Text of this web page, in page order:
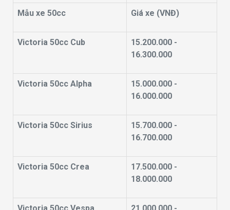
Mẫu xe 50cc Giá xe (VNĐ)
Victoria 50cc Cub
15.200.000 -
16.300.000
Victoria 50cc Alpha
15.000.000 -
16.000.000
Victoria 50cc Sirius
15.700.000 -
16.700.000
Victoria 50cc Crea
17.500.000 -
18.000.000
Victoria 50cc Vespa 21.000.000 -